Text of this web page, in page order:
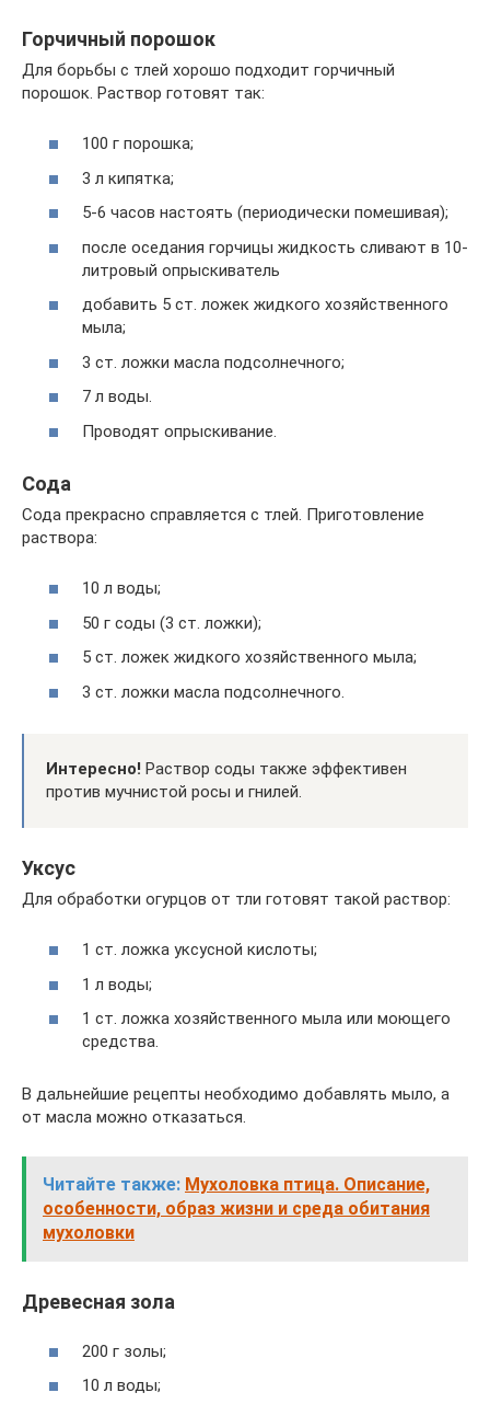
Горчичный порошок
Для борьбы с тлей хорошо подходит горчичный
порошок. Раствор готовят так:
100 г порошка;
3 л кипятка;
5-6 часов настоять (периодически помешивая);
после оседания горчицы жидкость сливают в 10-
литровый опрыскиватель
добавить 5 ст. ложек жидкого хозяйственного
мыла;
3 ст. ложки масла подсолнечного;
7 л воды.
Проводят опрыскивание.
Сода
Сода прекрасно справляется с тлей. Приготовление
раствора:
10 л воды;
50 г соды (3 ст. ложки);
5 ст. ложек жидкого хозяйственного мыла;
3 ст. ложки масла подсолнечного.
Интересно! Раствор соды также эффективен
против мучнистой росы и гнилей.
Уксус
Для обработки огурцов от тли готовят такой раствор:
1 ст. ложка уксусной кислоты;
1 л воды;
1 ст. ложка хозяйственного мыла или моющего
средства.
В дальнейшие рецепты необходимо добавлять мыло, а
от масла можно отказаться.
Читайте также: Мухоловка птица. Описание,
особенности, образ жизни и среда обитания
мухоловки
Древесная зола
200 г золы;
10 л воды;